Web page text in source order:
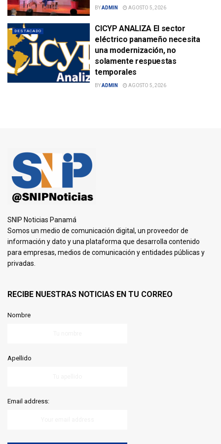
BYADMIN AGOSTO 5, 2026
DESTACADO
CICYP ANALIZA El sector
eléctrico panameño necesita
una modernización, no
solamente respuestas
temporales
BYADMIN AGOSTO 5, 2026
SNIP Noticias Panamá
Somos un medio de comunicación digital, un proveedor de
información y dato y una plataforma que desarrolla contenido
para empresas, medios de comunicación y entidades públicas y
privadas.
RECIBE NUESTRAS NOTICIAS EN TU CORREO
Nombre
Apellido
Email address: